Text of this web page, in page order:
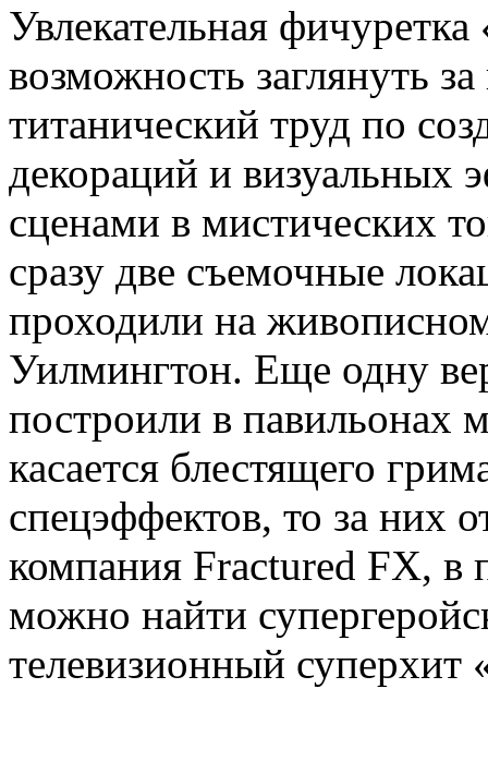
Увлекательная
возможность заглянуть
титанический труд по
декораций и визуальных
сценами в мистических
сразу две съемочные
проходили на
Уилмингтон. Еще одну
построили в павильонах
касается блестящего
спецэффектов, то за них
компания Fractured FX, в
можно найти
телевизионный суперхит